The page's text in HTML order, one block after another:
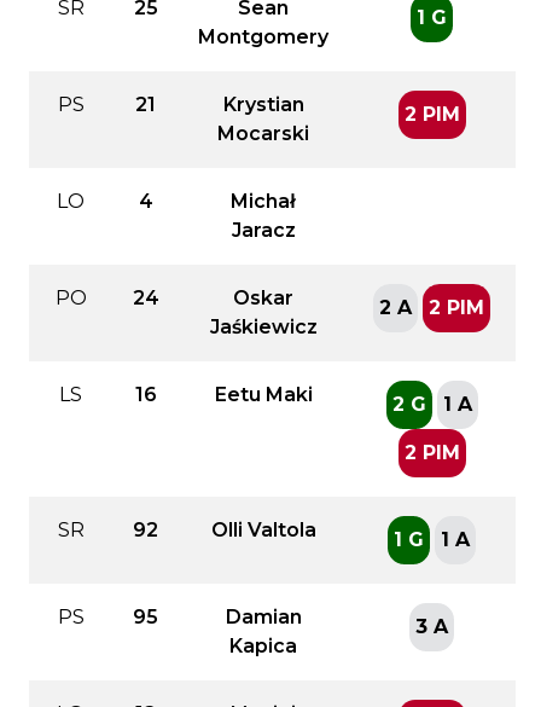
SR 25
Sean
Montgomery
1 G
PS 21
Krystian
Mocarski
2 PIM
LO 4
Michał
Jaracz
PO 24
Oskar
Jaśkiewicz
2 A 2 PIM
LS 16 Eetu Maki 2 G 1 A
2 PIM
SR 92 Olli Valtola 1 G 1 A
PS 95
Damian
Kapica
3 A